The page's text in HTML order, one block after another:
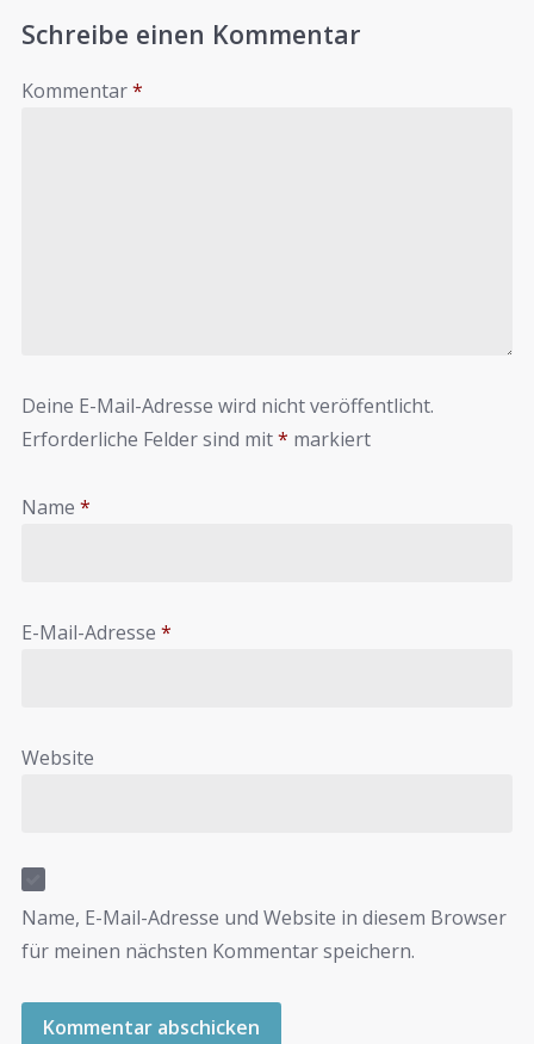
Schreibe einen Kommentar
Kommentar*
Deine E-Mail-Adresse wird nicht veröffentlicht.
Erforderliche Felder sind mit* markiert
Name *
E-Mail-Adresse *
Website
Name, E-Mail-Adresse und Website in diesem Browser
für meinen nächsten Kommentar speichern.